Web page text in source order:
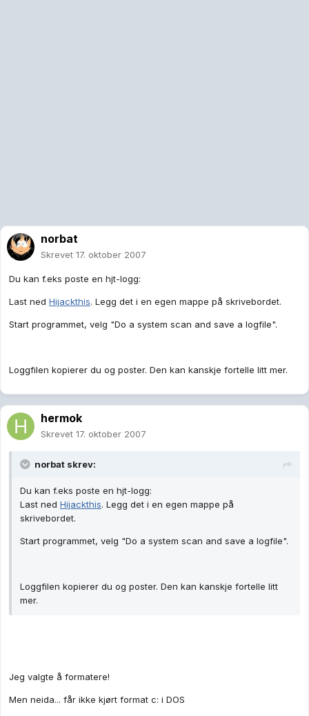
norbat
Skrevet 17. oktober 2007
Du kan f.eks poste en hjt-logg:
Last ned Hijackthis. Legg det i en egen mappe på skrivebordet.
Start programmet, velg "Do a system scan and save a logfile".
Loggfilen kopierer du og poster. Den kan kanskje fortelle litt mer.
hermok
Skrevet 17. oktober 2007
norbat skrev:
Du kan f.eks poste en hjt-logg:
Last ned Hijackthis. Legg det i en egen mappe på
skrivebordet.
Start programmet, velg "Do a system scan and save a logfile".
Loggfilen kopierer du og poster. Den kan kanskje fortelle litt
mer.
Jeg valgte å formatere!
Men neida... får ikke kjørt format c: i DOS